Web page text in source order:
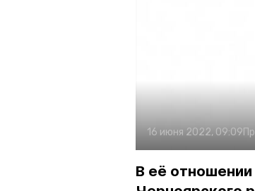
16 июня 2022, 09:09
В её